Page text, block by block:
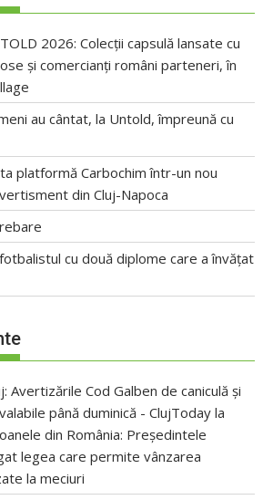
2026: Colecții capsulă lansate cu
și comercianți români parteneri, în
au cântat, la Untold, împreună cu
platformă Carbochim într-un nou
din Cluj-Napoca
cu două diplome care a învățat
Avertizările Cod Galben de caniculă și
până duminică - ClujToday la
din România: Președintele
legea care permite vânzarea
la meciuri